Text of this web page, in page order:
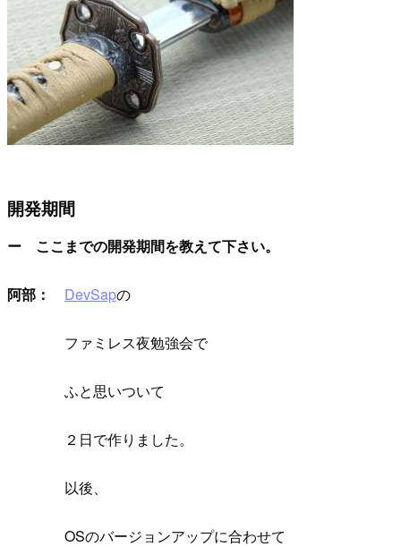
開発期間
ー ここまでの開発期間を教えて下さい。
阿部： DevSapの
ファミレス夜勉強会で
ふと思いついて
２日で作りました。
以後、
OSのバージョンアップに合わせて